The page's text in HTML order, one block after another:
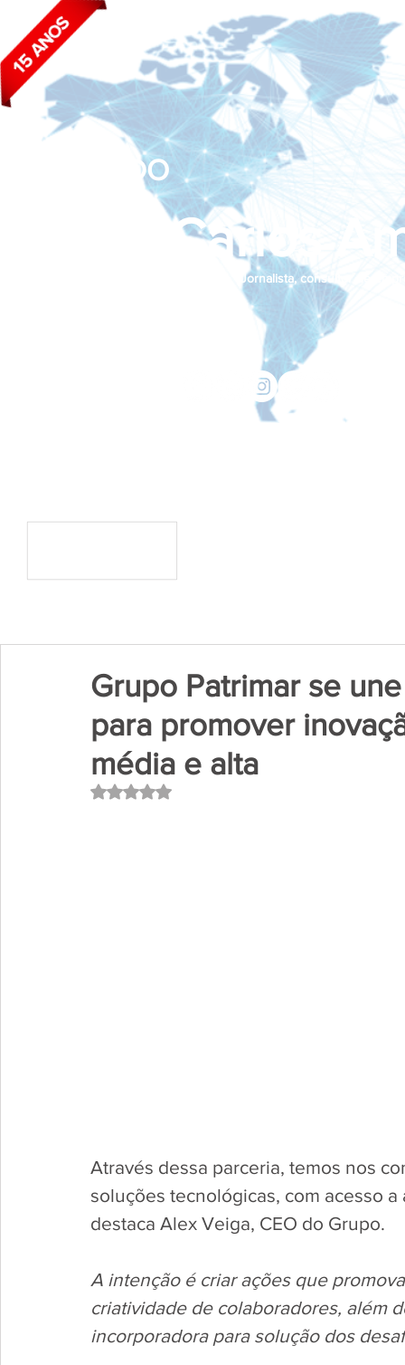
João Carlos
BLOG DO
Jornalista, consultor de
Grupo Patrimar se
para promover
média e alta
Avaliado com NaN de 5 estrelas.
Através dessa parceria, temos nos
soluções tecnológicas, com acesso
destaca Alex Veiga, CEO do Grupo.
A intenção é criar ações que
criatividade de colaboradores, além
incorporadora para solução dos